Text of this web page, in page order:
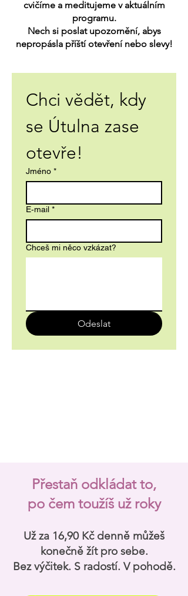
cvičíme a meditujeme v aktuálním
programu.
Nech si poslat upozornění, abys
nepropásla příští otevření nebo slevy!
Chci vědět, kdy
se Útulna zase
otevře!
Jméno *
E‑mail *
Chceš mi něco vzkázat?
Odeslat
Přestaň odkládat to,
po čem toužíš už roky
Už za 16,90 Kč denně můžeš
konečně žít pro sebe.
Bez výčitek. S radostí. V pohodě.